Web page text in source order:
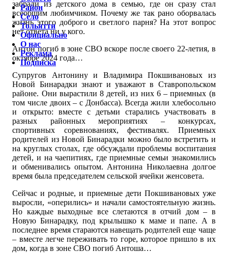
забрали из детского дома в семью, где он сразу стал
всеобщим любимчиком. Почему же так рано оборвалась
жизнь этого доброго и светлого парня? На этот вопрос
нет ответа ни у кого.
Антон погиб в зоне СВО вскоре после своего 22-летия, в
октябре 2024 года…
Супругов Антонину и Владимира Покшивановых из
Новой Бинарадки знают и уважают в Ставропольском
районе. Они вырастили 8 детей, из них 6 – приемных (в
том числе двоих – с Донбасса). Всегда жили хлебосольно
и открыто: вместе с детьми старались участвовать в
разных районных мероприятиях – конкурсах,
спортивных соревнованиях, фестивалях. Приемных
родителей из Новой Бинарадки можно было встретить и
на круглых столах, где обсуждали проблемы воспитания
детей, и на чаепитиях, где приемные семьи знакомились
и обменивались опытом. Антонина Николаевна долгое
время была председателем сельской ячейки женсовета.
Сейчас и родные, и приемные дети Покшивановых уже
выросли, «оперились» и начали самостоятельную жизнь.
Но каждые выходные все слетаются в отчий дом – в
Новую Бинарадку, под крылышко к маме и папе. А в
последнее время стараются навещать родителей еще чаще
– вместе легче переживать то горе, которое пришло в их
дом, когда в зоне СВО погиб Антоша…
Район
Село
Тольятти
Официально
О нас
Реклама
Подписка